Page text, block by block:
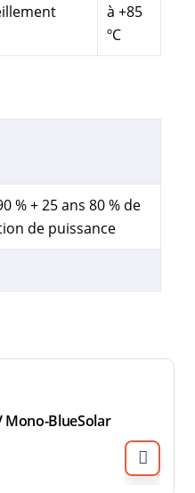
à +85
ºC
% + 25 ans 80 % de
de puissance
Mono-BlueSolar